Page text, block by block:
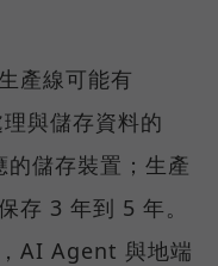
產線可能有
與儲存資料的
儲存裝置；生產
存 3 年到 5 年。
AI Agent 與地端